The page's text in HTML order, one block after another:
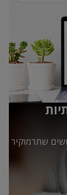
שתרמוקיר